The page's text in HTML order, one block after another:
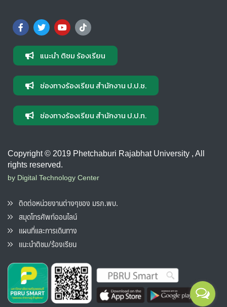
แนะนำ ติชม ร้องเรียน
ช่องทางร้องเรียน สำนักงาน ป.ป.ช.
ช่องทางร้องเรียน สำนักงาน ป.ป.ท.
Copyright © 2019 Phetchaburi Rajabhat University , All
rights reserved.
by Digital Technology Center
ติดต่อหน่วยงานต่างๆของ มรภ.พบ.
สมุดโทรศัพท์ออนไลน์
แผนที่และการเดินทาง
แนะนำติชม/ร้องเรียน